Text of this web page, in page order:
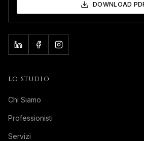
DOWNLOAD
LO STUDIO
Chi Siamo
Professionisti
Servizi